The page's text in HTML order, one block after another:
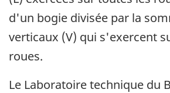
d'un bogie divisée par la
verticaux (V) qui s'exercent
roues.
Le Laboratoire technique du